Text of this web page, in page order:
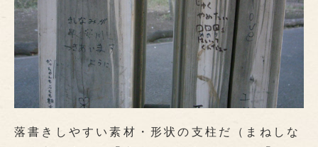
落書きしやすい素材・形状の支柱だ（まねしな